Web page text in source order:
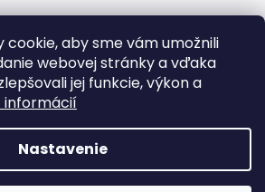
cookie, aby sme vám umožnili
webovej stránky a vďaka
jej funkcie, výkon a
informácií
Nastavenie
Vytvoril Shoptet